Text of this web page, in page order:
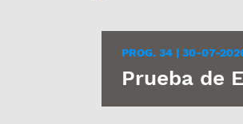
PROG. 34 | 30-07-
Prueba de